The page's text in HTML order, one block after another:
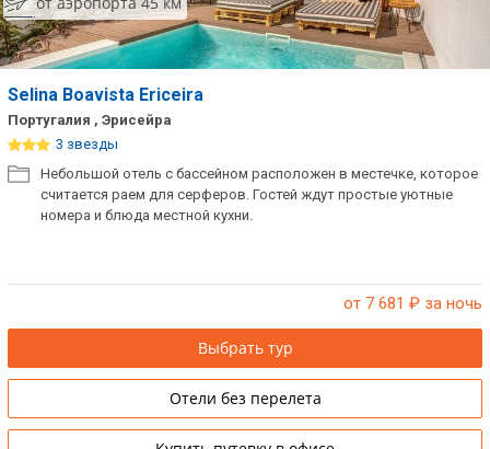
Selina Boavista Ericeira
Португалия , Эрисейра
3 звезды
Небольшой отель с бассейном расположен в местечке, которое
считается раем для серферов. Гостей ждут простые уютные
номера и блюда местной кухни.
от 7 681 ₽ за ночь
Выбрать тур
Отели без перелета